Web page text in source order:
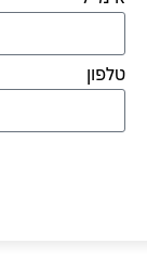
טלפון